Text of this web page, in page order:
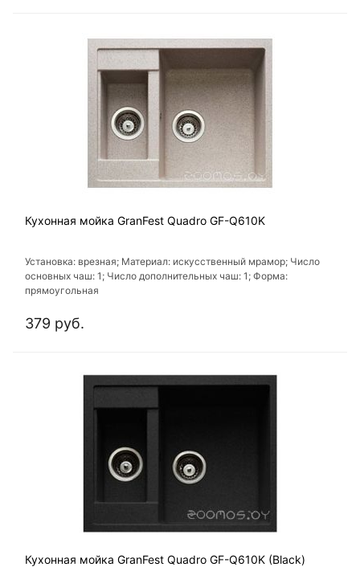
Кухонная мойка GranFest Quadro GF-Q610K
Установка: врезная; Материал: искусственный мрамор; Число
основных чаш: 1; Число дополнительных чаш: 1; Форма:
прямоугольная
379 руб.
Кухонная мойка GranFest Quadro GF-Q610K (Black)